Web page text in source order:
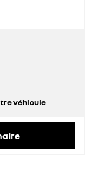
véhicule